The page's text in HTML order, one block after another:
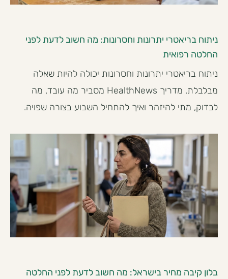
ניתוח בריאטרי יתרונות וחסרונות: מה חשוב לדעת לפני
החלטה רפואית
ניתוח בריאטרי יתרונות וחסרונות יכולה להיות שאלה
מבלבלת. מדריך HealthNews מסביר מה עובד, מה
לבדוק, מתי להיזהר ואיך להתחיל השבוע בצורה שפויה.
בלון קיבה מחיר בישראל: מה חשוב לדעת לפני החלטה